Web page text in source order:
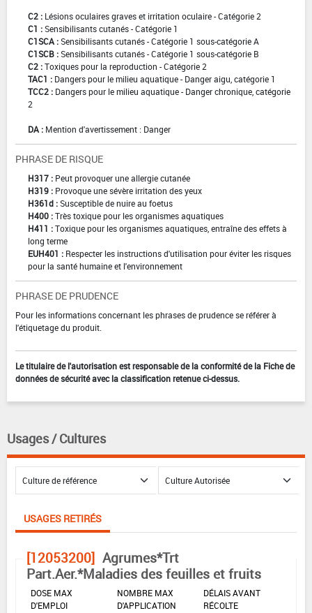
C2 : Lésions oculaires graves et irritation oculaire - Catégorie 2
C1 :Sensibilisants cutanés - Catégorie 1
C1SCA :Sensibilisants cutanés - Catégorie 1 sous-catégorie A
C1SCB :Sensibilisants cutanés - Catégorie 1 sous-catégorie B
C2 :Toxiques pour la reproduction - Catégorie 2
TAC1 : Dangers pour le milieu aquatique - Danger aigu, catégorie 1
TCC2 : Dangers pour le milieu aquatique - Danger chronique, catégorie
2
DA : Mention d'avertissement : Danger
PHRASE DE RISQUE
H317 : Peut provoquer une allergie cutanée
H319 : Provoque une sévère irritation des yeux
H361d :Susceptible de nuire au foetus
H400 :Très toxique pour les organismes aquatiques
H411 :Toxique pour les organismes aquatiques, entraîne des effets à
long terme
EUH401 : Respecter les instructions d'utilisation pour éviter les risques
pour la santé humaine et l'environnement
PHRASE DE PRUDENCE
Pour les informations concernant les phrases de prudence se référer à
l'étiquetage du produit.
Le titulaire de l'autorisation est responsable de la conformité de la Fiche de
données de sécurité avec la classification retenue ci-dessus.
Usages / Cultures
USAGES RETIRÉS
[12053200] Agrumes*Trt
Part.Aer.*Maladies des feuilles et fruits
DOSE MAX
D'EMPLOI
NOMBRE MAX
D'APPLICATION
DÉLAIS AVANT
RÉCOLTE